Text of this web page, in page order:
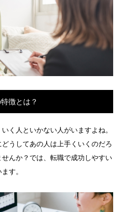
徴とは？
く人といかない人がいますよね。
うしてあの人は上手くいくのだろ
んか？では、転職で成功しやすい
す。